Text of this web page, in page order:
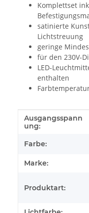
Komplettset
satinierte
Lichtstreuung
geringe
für den 230V-
LED-
enthalten
Produkteigenschaft
Wert
Ausgangsspann
ung:
Farbe:
Marke:
Produktart: